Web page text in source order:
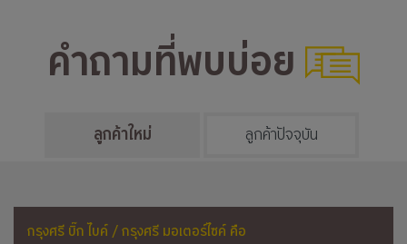
คำถามที่พบบ่อย
ลูกค้าใหม่ ลูกค้าปัจจุบัน
กรุงศรี บิ๊ก ไบค์ / กรุงศรี มอเตอร์ไซค์ คือ